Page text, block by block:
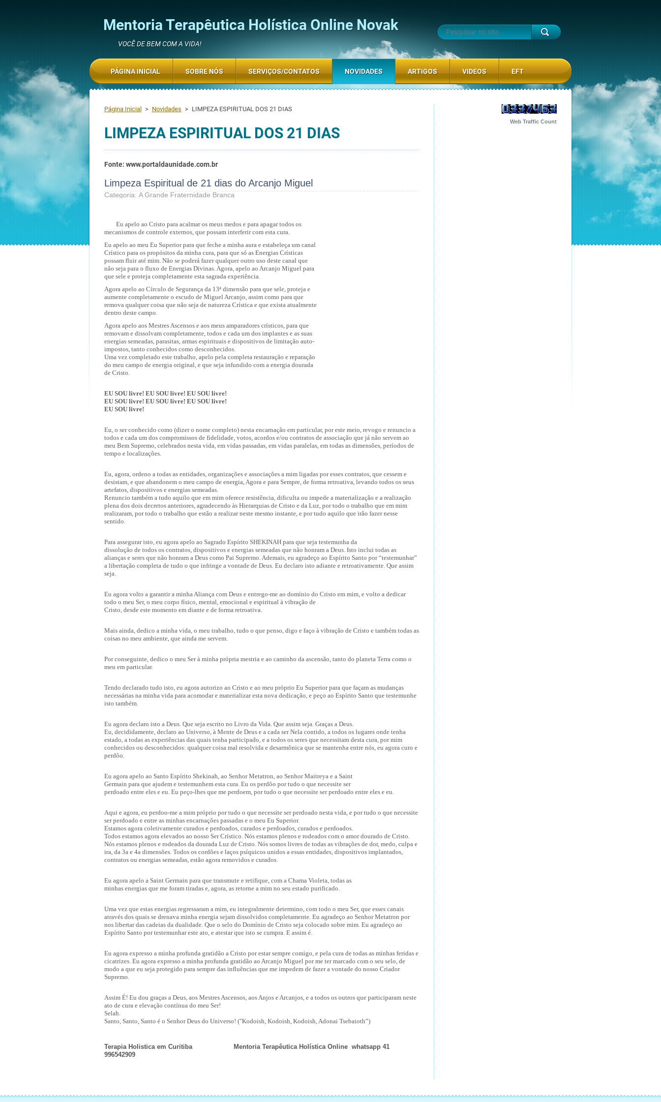
Mentoria Terapêutica Holística Online Novak
VOCÊ DE BEM COM A VIDA!
Página Inicial > Novidades > LIMPEZA ESPIRITUAL DOS 21 DIAS
LIMPEZA ESPIRITUAL DOS 21 DIAS
Fonte: www.portaldaunidade.com.br
Limpeza Espiritual de 21 dias do Arcanjo Miguel
Categoria: A Grande Fraternidade Branca
Eu apelo ao Cristo para acalmar os meus medos e para apagar todos os
mecanismos de controle externos, que possam interferir com esta cura.
Eu apelo ao meu Eu Superior para que feche a minha aura e estabeleça um canal
Crístico para os propósitos da minha cura, para que só as Energias Crísticas
possam fluir até mim. Não se poderá fazer qualquer outro uso deste canal que
não seja para o fluxo de Energias Divinas. Agora, apelo ao Arcanjo Miguel para
que sele e proteja completamente esta sagrada experiência.
Agora apelo ao Círculo de Segurança da 13ª dimensão para que sele, proteja e
aumente completamente o escudo de Miguel Arcanjo, assim como para que
remova qualquer coisa que não seja de natureza Crística e que exista atualmente
dentro deste campo.
Agora apelo aos Mestres Ascensos e aos meus amparadores crísticos, para que
removam e dissolvam completamente, todos e cada um dos implantes e as suas
energias semeadas, parasitas, armas espirituais e dispositivos de limitação auto-
impostos, tanto conhecidos como desconhecidos.
Uma vez completado este trabalho, apelo pela completa restauração e reparação
do meu campo de energia original, e que seja infundido com a energia dourada
de Cristo.
EU SOU livre! EU SOU livre! EU SOU livre!
EU SOU livre! EU SOU livre! EU SOU livre!
EU SOU livre!
Eu, o ser conhecido como (dizer o nome completo) nesta encarnação em particular, por este meio, revogo e renuncio a
todos e cada um dos compromissos de fidelidade, votos, acordos e/ou contratos de associação que já não servem ao
meu Bem Supremo, celebrados nesta vida, em vidas passadas, em vidas paralelas, em todas as dimensões, períodos de
tempo e localizações.
Eu, agora, ordeno a todas as entidades, organizações e associações a mim ligadas por esses contratos, que cessem e
desistam, e que abandonem o meu campo de energia, Agora e para Sempre, de forma retroativa, levando todos os seus
artefatos, dispositivos e energias semeadas.
Renuncio também a tudo aquilo que em mim oferece resistência, dificulta ou impede a materialização e a realização
plena dos dois decretos anteriores, agradecendo às Hierarquias de Cristo e da Luz, por todo o trabalho que em mim
realizaram, por todo o trabalho que estão a realizar neste mesmo instante, e por tudo aquilo que irão fazer nesse
sentido.
Para assegurar isto, eu agora apelo ao Sagrado Espírito SHEKINAH para que seja testemunha da
dissolução de todos os contratos, dispositivos e energias semeadas que não honram a Deus. Isto inclui todas as
alianças e seres que não honram a Deus como Pai Supremo. Ademais, eu agradeço ao Espírito Santo por “testemunhar”
a libertação completa de tudo o que infringe a vontade de Deus. Eu declaro isto adiante e retroativamente. Que assim
seja.
Eu agora volto a garantir a minha Aliança com Deus e entrego-me ao domínio do Cristo em mim, e volto a dedicar
todo o meu Ser, o meu corpo físico, mental, emocional e espiritual à vibração de
Cristo, desde este momento em diante e de forma retroativa.
Mais ainda, dedico a minha vida, o meu trabalho, tudo o que penso, digo e faço à vibração de Cristo e também todas as
coisas no meu ambiente, que ainda me servem.
Por conseguinte, dedico o meu Ser à minha própria mestria e ao caminho da ascensão, tanto do planeta Terra como o
meu em particular.
Tendo declarado tudo isto, eu agora autorizo ao Cristo e ao meu próprio Eu Superior para que façam as mudanças
necessárias na minha vida para acomodar e materializar esta nova dedicação, e peço ao Espírito Santo que testemunhe
isto também.
Eu agora declaro isto a Deus. Que seja escrito no Livro da Vida. Que assim seja. Graças a Deus.
Eu, decididamente, declaro ao Universo, à Mente de Deus e a cada ser Nela contido, a todos os lugares onde tenha
estado, a todas as experiências das quais tenha participado, e a todos os seres que necessitam desta cura, por mim
conhecidos ou desconhecidos: qualquer coisa mal resolvida e desarmônica que se mantenha entre nós, eu agora curo e
perdôo.
Eu agora apelo ao Santo Espírito Shekinah, ao Senhor Metatron, ao Senhor Maitreya e a Saint
Germain para que ajudem e testemunhem esta cura. Eu os perdôo por tudo o que necessite ser
perdoado entre eles e eu. Eu peço-lhes que me perdoem, por tudo o que necessite ser perdoado entre eles e eu.
Aqui e agora, eu perdoo-me a mim próprio por tudo o que necessite ser perdoado nesta vida, e por tudo o que necessite
ser perdoado e entre as minhas encarnações passadas e o meu Eu Superior.
Estamos agora coletivamente curados e perdoados, curados e perdoados, curados e perdoados.
Todos estamos agora elevados ao nosso Ser Crístico. Nós estamos plenos e rodeados com o amor dourado de Cristo.
Nós estamos plenos e rodeados da dourada Luz de Cristo. Nós somos livres de todas as vibrações de dor, medo, culpa e
ira, da 3a e 4a dimensões. Todos os cordões e laços psíquicos unidos a essas entidades, dispositivos implantados,
contratos ou energias semeadas, estão agora removidos e curados.
Eu agora apelo a Saint Germain para que transmute e retifique, com a Chama Violeta, todas as
minhas energias que me foram tiradas e, agora, as retorne a mim no seu estado purificado.
Uma vez que estas energias regressaram a mim, eu integralmente determino, com todo o meu Ser, que esses canais
através dos quais se drenava minha energia sejam dissolvidos completamente. Eu agradeço ao Senhor Metatron por
nos libertar das cadeias da dualidade. Que o selo do Domínio de Cristo seja colocado sobre mim. Eu agradeço ao
Espírito Santo por testemunhar este ato, e atestar que isto se cumpra. E assim é.
Eu agora expresso a minha profunda gratidão a Cristo por estar sempre comigo, e pela cura de todas as minhas feridas e
cicatrizes. Eu agora expresso a minha profunda gratidão ao Arcanjo Miguel por me ter marcado com o seu selo, de
modo a que eu seja protegido para sempre das influências que me impedem de fazer a vontade do nosso Criador
Supremo.
Assim É! Eu dou graças a Deus, aos Mestres Ascensos, aos Anjos e Arcanjos, e a todos os outros que participaram neste
ato de cura e elevação contínua do meu Ser!
Selah.
Santo, Santo, Santo é o Senhor Deus do Universo! ("Kodoish, Kodoish, Kodoish, Adonai Tsebaioth”)
Terapia Holistica em Curitiba Mentoria Terapêutica Holística Online whatsapp 41
996542909
Web Traffic Count
PÁGINA INICIAL SOBRE NÓS SERVIÇOS/CONTATOS NOVIDADES ARTIGOS VIDEOS EFT